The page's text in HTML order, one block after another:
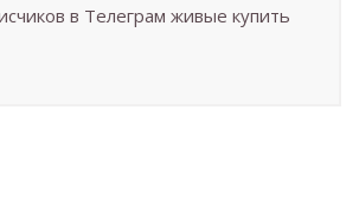
в Телеграм живые купить